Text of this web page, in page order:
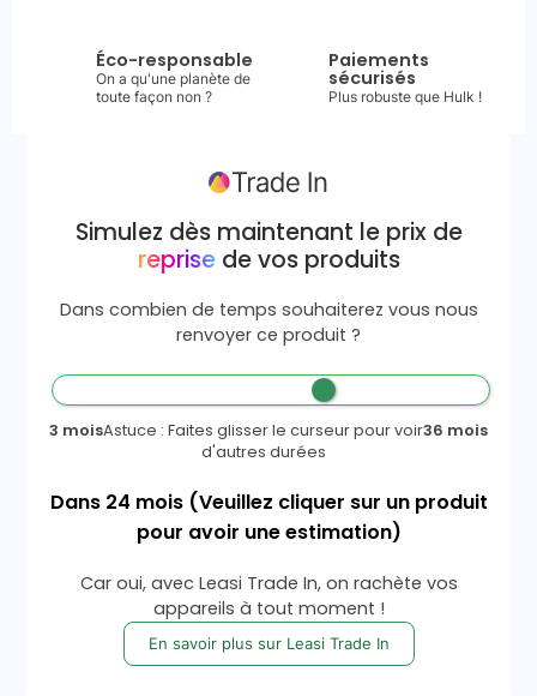
Éco-responsable
On a qu'une planète de
toute façon non ?
Paiements
sécurisés
Plus robuste que Hulk !
Simulez dès maintenant le prix de
reprisede vos produits
Dans combien de temps souhaiterez vous nous
renvoyer ce produit ?
3 moisAstuce : Faites glisser le curseur pour voir
d'autres durées
36 mois
Dans 24 mois (Veuillez cliquer sur un produit
pour avoir une estimation)
Car oui, avec Leasi Trade In, on rachète vos
appareils à tout moment !
En savoir plus sur Leasi Trade In